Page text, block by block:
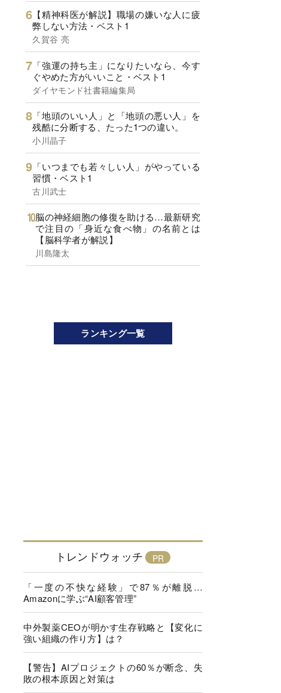
【精神科医が解説】職場の嫌いな人に疲
弊しない方法・ベスト1
久賀谷 亮
「強運の持ち主」になりたいなら、今す
ぐやめた方がいいこと・ベスト1
ダイヤモンド社書籍編集局
「地頭のいい人」と「地頭の悪い人」を
残酷に分断する、たった1つの違い。
小川晶子
「いつまでも若々しい人」がやっている
習慣・ベスト1
古川武士
脳の神経細胞の修復を助ける…最新研究
で注目の「身近な食べ物」の名前とは
【脳科学者が解説】
川島隆太
ランキング一覧
トレンドウォッチ
「一度の不快な経験」で87％が離脱…
Amazonに学ぶ“AI顧客管理”
中外製薬CEOが明かす生存戦略と【変化に
強い組織の作り方】は？
【警告】AIプロジェクトの60％が断念、失
敗の根本原因と対策は